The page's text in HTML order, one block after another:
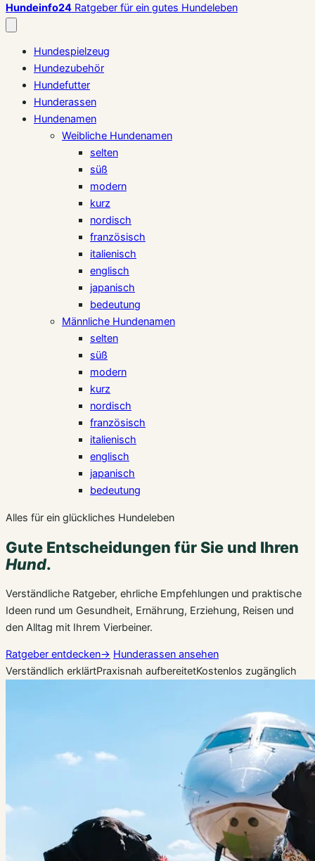
Hundeinfo24 Ratgeber für ein gutes Hundeleben
schließen
Hundespielzeug
Hundezubehör
Hundefutter
Hunderassen
Hundenamen
Weibliche Hundenamen
selten
süß
modern
kurz
nordisch
französisch
italienisch
englisch
japanisch
bedeutung
Männliche Hundenamen
selten
süß
modern
kurz
nordisch
französisch
italienisch
englisch
japanisch
bedeutung
Alles für ein glückliches Hundeleben
Gute Entscheidungen für Sie und Ihren
Hund.
Verständliche Ratgeber, ehrliche Empfehlungen und praktische
Ideen rund um Gesundheit, Ernährung, Erziehung, Reisen und
den Alltag mit Ihrem Vierbeiner.
Ratgeber entdecken→ Hunderassen ansehen
Verständlich erklärtPraxisnah aufbereitetKostenlos zugänglich